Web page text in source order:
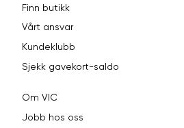
Finn butikk
Vårt ansvar
Kundeklubb
Sjekk gavekort-saldo
Om VIC
Jobb hos oss